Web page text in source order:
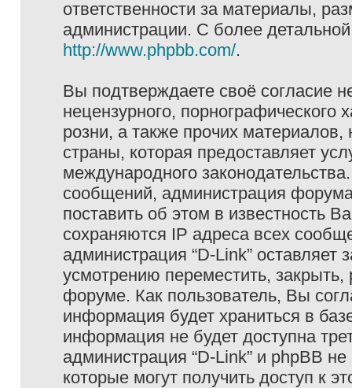
ответственности за материалы,
администрации. С более
http://www.phpbb.com/.
Вы подтверждаете своё согласие
нецензурного, порнографического
розни, а также прочих
страны, которая предоставляет
международного
сообщений, администрация
поставить об этом в известность
сохраняются IP адреса всех
администрация “D-Link”
усмотрению переместить,
форуме. Как пользователь, Вы
информация будет храниться в
информация не будет доступна
администрация “D-Link” и phpBB
которые могут получить доступ к